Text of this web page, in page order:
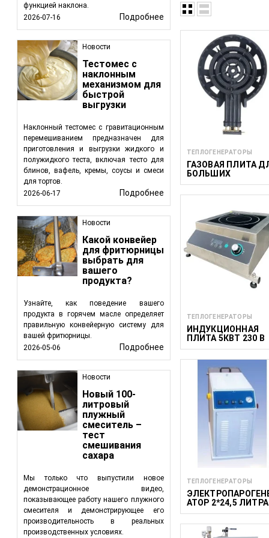
функцией наклона.
2026-07-16
Подробнее
Новости
Тестомес с
наклонным
механизмом для
быстрой
выгрузки
Наклонный тестомес с гравитационным
перемешиванием предназначен для
приготовления и выгрузки жидкого и
полужидкого теста, включая тесто для
блинов, вафель, кремы, соусы и смеси
для тортов.
2026-06-17
Подробнее
Новости
Какой конвейер
для фритюрницы
выбрать для
вашего
продукта?
Узнайте, как поведение вашего
продукта в горячем масле определяет
правильную конвейерную систему для
вашей фритюрницы.
2026-05-06
Подробнее
Новости
Новый 100-
литровый
плужный
смеситель –
тест
смешивания
сахара
Мы только что выпустили новое
демонстрационное видео,
показывающее работу нашего плужного
смесителя и демонстрирующее его
производительность в реальных
производственных условиях.
Ключевые Функции
Генерация
пищи,
блаширования.
Обогрев
эффективное
Обогрев Водой:
мойки,
Косвенный
используются
Виды
Обогреватели
равномерное
этапах
Обогреватели
подходят для
Теплогенераторы
Пекарня:
обеспечивая
асептических
Процессы
продлевая срок
Партнерство с
FoodTechProcess
потребностей
тепла,
производители
ТЕПЛОГЕНЕРАТОРЫ
ГАЗОВАЯ ПЛИТА
БОЛЬШИХ
КАСТРЮЛЬ ДО 100
ТЕПЛОГЕНЕРАТОРЫ
ИНДУКЦИОННАЯ
ПЛИТА 5КВТ 230 В
ТЕПЛОГЕНЕРАТОРЫ
АТОР 2*24,5 ЛИТРА